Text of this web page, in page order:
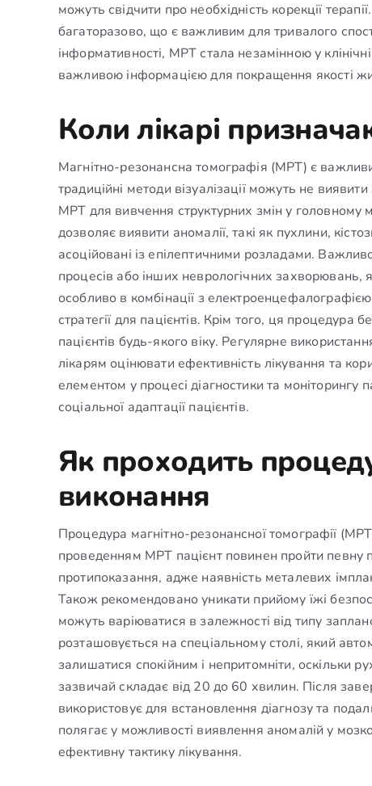
можуть свідчити про необхідність корекції
багаторазово, що є важливим для тривалого
інформативності, МРТ стала незамінною у
важливою інформацією для покращення якості
Коли лікарі
Магнітно-резонансна томографія (МРТ) є
традиційні методи візуалізації можуть не
МРТ для вивчення структурних змін у
дозволяє виявити аномалії, такі як пухлини,
асоційовані із епілептичними розладами.
процесів або інших неврологічних захворювань,
особливо в комбінації з
стратегії для пацієнтів. Крім того, ця
пацієнтів будь-якого віку. Регулярне
лікарям оцінювати ефективність лікування та
елементом у процесі діагностики та моніторингу
соціальної адаптації пацієнтів.
Як проходить
виконання
Процедура магнітно-резонансної томографії
проведенням МРТ пацієнт повинен пройти певну
протипоказання, адже наявність металевих
Також рекомендовано уникати прийому їжі
можуть варіюватися в залежності від типу
розташовується на спеціальному столі, який
залишатися спокійним і непритомніти, оскільки
зазвичай складає від 20 до 60 хвилин. Після
використовує для встановлення діагнозу та
полягає у можливості виявлення аномалій у
ефективну тактику лікування.